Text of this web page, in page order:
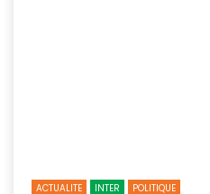
ACTUALITE INTER POLITIQUE